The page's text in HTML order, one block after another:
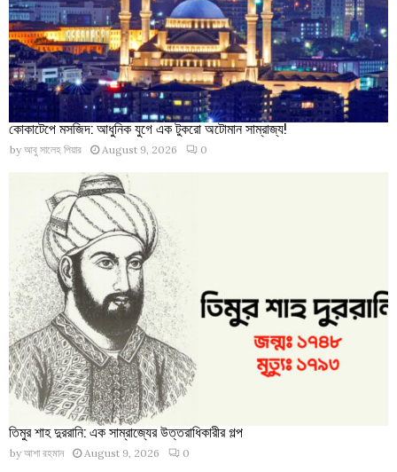
কোকাটেপে মসজিদ: আধুনিক যুগে এক টুকরো অটোমান সাম্রাজ্য!
by আবু সালেহ পিয়ার August 9, 2026 0
তিমুর শাহ দুররানি: এক সাম্রাজ্যের উত্তরাধিকারীর গল্প
by আশা রহমান August 9, 2026 0